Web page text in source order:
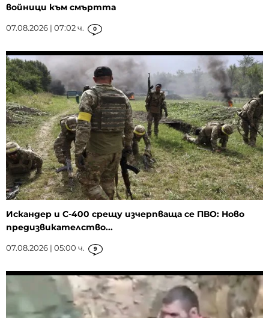
войници към смъртта
07.08.2026 | 07:02 ч. 0
Искандер и С-400 срещу изчерпваща се ПВО: Ново
предизвикателство...
07.08.2026 | 05:00 ч. 9